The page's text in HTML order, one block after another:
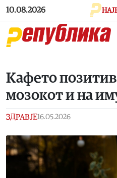
Skip to main content
10.08.2026
Кафето
мозокот и на
ЗДРАВЈЕ16.05.2026